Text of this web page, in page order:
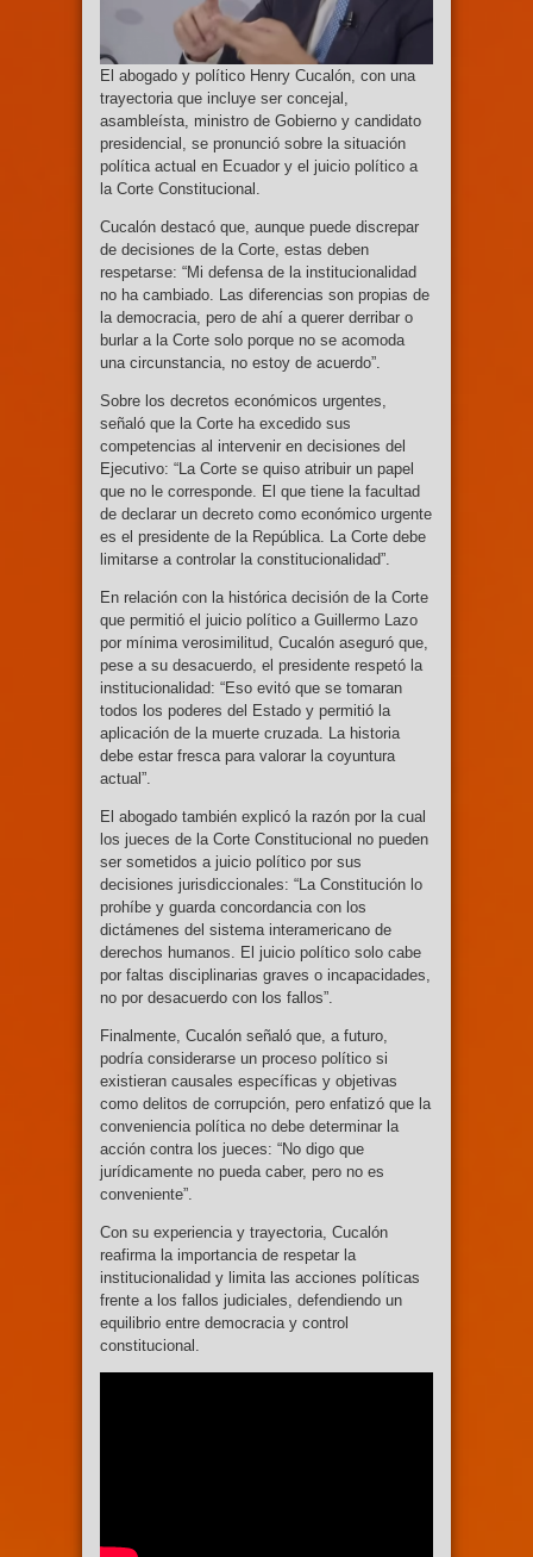
El abogado y político Henry Cucalón, con una
trayectoria que incluye ser concejal,
asambleísta, ministro de Gobierno y candidato
presidencial, se pronunció sobre la situación
política actual en Ecuador y el juicio político a
la Corte Constitucional.
Cucalón destacó que, aunque puede discrepar
de decisiones de la Corte, estas deben
respetarse: “Mi defensa de la institucionalidad
no ha cambiado. Las diferencias son propias de
la democracia, pero de ahí a querer derribar o
burlar a la Corte solo porque no se acomoda
una circunstancia, no estoy de acuerdo”.
Sobre los decretos económicos urgentes,
señaló que la Corte ha excedido sus
competencias al intervenir en decisiones del
Ejecutivo: “La Corte se quiso atribuir un papel
que no le corresponde. El que tiene la facultad
de declarar un decreto como económico urgente
es el presidente de la República. La Corte debe
limitarse a controlar la constitucionalidad”.
En relación con la histórica decisión de la Corte
que permitió el juicio político a Guillermo Lazo
por mínima verosimilitud, Cucalón aseguró que,
pese a su desacuerdo, el presidente respetó la
institucionalidad: “Eso evitó que se tomaran
todos los poderes del Estado y permitió la
aplicación de la muerte cruzada. La historia
debe estar fresca para valorar la coyuntura
actual”.
El abogado también explicó la razón por la cual
los jueces de la Corte Constitucional no pueden
ser sometidos a juicio político por sus
decisiones jurisdiccionales: “La Constitución lo
prohíbe y guarda concordancia con los
dictámenes del sistema interamericano de
derechos humanos. El juicio político solo cabe
por faltas disciplinarias graves o incapacidades,
no por desacuerdo con los fallos”.
Finalmente, Cucalón señaló que, a futuro,
podría considerarse un proceso político si
existieran causales específicas y objetivas
como delitos de corrupción, pero enfatizó que la
conveniencia política no debe determinar la
acción contra los jueces: “No digo que
jurídicamente no pueda caber, pero no es
conveniente”.
Con su experiencia y trayectoria, Cucalón
reafirma la importancia de respetar la
institucionalidad y limita las acciones políticas
frente a los fallos judiciales, defendiendo un
equilibrio entre democracia y control
constitucional.